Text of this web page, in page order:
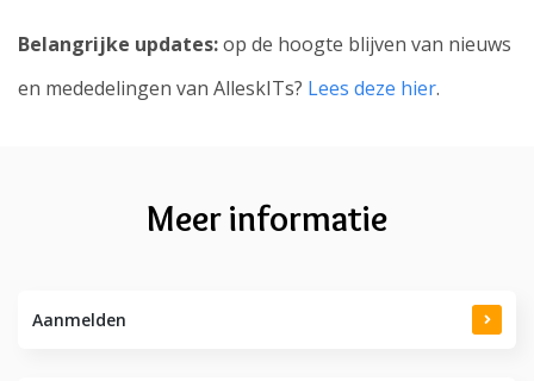
Belangrijke updates:op de hoogte blijven van nieuws
en mededelingen van AlleskITs? Lees deze hier.
Meer informatie
Aanmelden